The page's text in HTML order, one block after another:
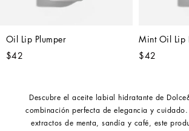
Oil Lip Plumper
$42
Mint Oil Lip
$42
Descubre el aceite labial hidratante de
combinación perfecta de elegancia y
extractos de menta, sandía y café, este